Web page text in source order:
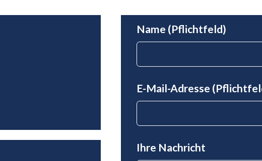
Name (Pflichtfeld)
E-Mail-Adresse
Ihre Nachricht